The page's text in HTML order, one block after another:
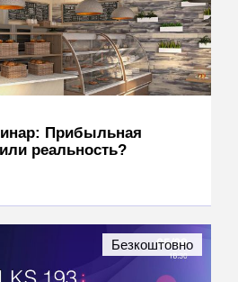
Прибыльная
реальность?
Безкоштовно